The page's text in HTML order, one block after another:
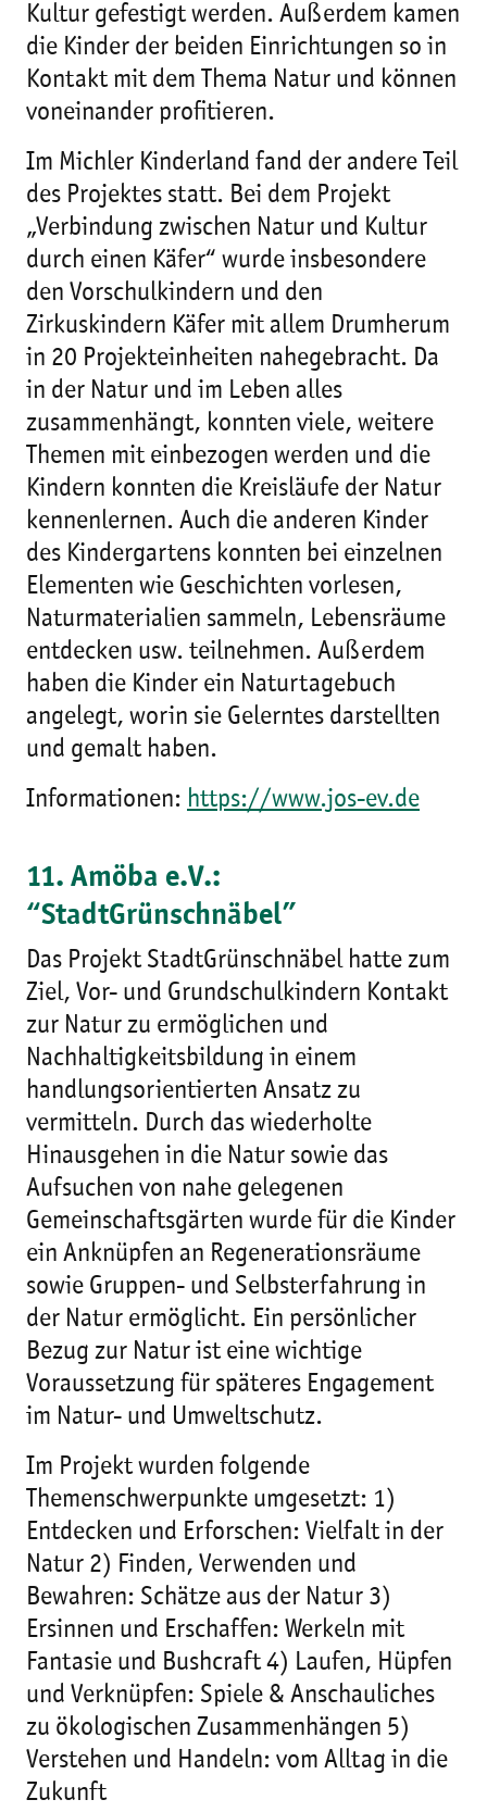
Kultur gefestigt werden. Außerdem kamen
die Kinder der beiden Einrichtungen so in
Kontakt mit dem Thema Natur und können
voneinander profitieren.
Im Michler Kinderland fand der andere Teil
des Projektes statt. Bei dem Projekt
„Verbindung zwischen Natur und Kultur
durch einen Käfer“ wurde insbesondere
den Vorschulkindern und den
Zirkuskindern Käfer mit allem Drumherum
in 20 Projekteinheiten nahegebracht. Da
in der Natur und im Leben alles
zusammenhängt, konnten viele, weitere
Themen mit einbezogen werden und die
Kindern konnten die Kreisläufe der Natur
kennenlernen. Auch die anderen Kinder
des Kindergartens konnten bei einzelnen
Elementen wie Geschichten vorlesen,
Naturmaterialien sammeln, Lebensräume
entdecken usw. teilnehmen. Außerdem
haben die Kinder ein Naturtagebuch
angelegt, worin sie Gelerntes darstellten
und gemalt haben.
Informationen: https://www.jos-ev.de
11. Amöba e.V.:
“StadtGrünschnäbel”
Das Projekt StadtGrünschnäbel hatte zum
Ziel, Vor- und Grundschulkindern Kontakt
zur Natur zu ermöglichen und
Nachhaltigkeitsbildung in einem
handlungsorientierten Ansatz zu
vermitteln. Durch das wiederholte
Hinausgehen in die Natur sowie das
Aufsuchen von nahe gelegenen
Gemeinschaftsgärten wurde für die Kinder
ein Anknüpfen an Regenerationsräume
sowie Gruppen- und Selbsterfahrung in
der Natur ermöglicht. Ein persönlicher
Bezug zur Natur ist eine wichtige
Voraussetzung für späteres Engagement
im Natur- und Umweltschutz.
Im Projekt wurden folgende
Themenschwerpunkte umgesetzt: 1)
Entdecken und Erforschen: Vielfalt in der
Natur 2) Finden, Verwenden und
Bewahren: Schätze aus der Natur 3)
Ersinnen und Erschaffen: Werkeln mit
Fantasie und Bushcraft 4) Laufen, Hüpfen
und Verknüpfen: Spiele & Anschauliches
zu ökologischen Zusammenhängen 5)
Verstehen und Handeln: vom Alltag in die
Zukunft